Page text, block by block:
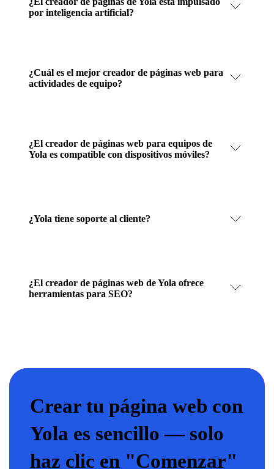
por inteligencia artificial?
¿Cuál es el mejor creador de páginas web para
actividades de equipo?
¿El creador de páginas web para equipos de
Yola es compatible con dispositivos móviles?
¿Yola tiene soporte al cliente?
¿El creador de páginas web de Yola ofrece
herramientas para SEO?
Crear tu página web con
Yola es sencillo — solo
haz clic en "Comenzar"